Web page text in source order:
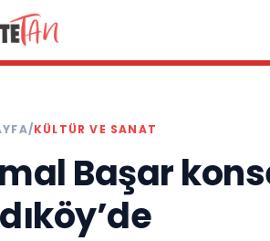
/KÜLTÜR VE SANAT
Başar